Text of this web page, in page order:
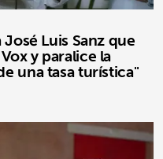
Luis Sanz que
y paralice la
una tasa turística"